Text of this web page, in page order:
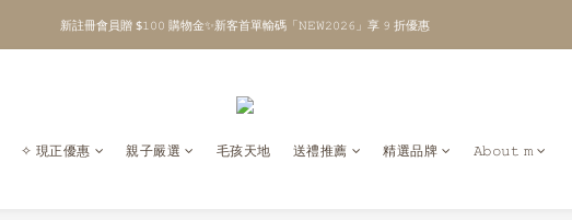
\ Welcome to 𝙻𝚒𝚝𝚝𝚕𝚎 𝙼𝚒𝚕𝚔𝚢 𝚆𝚊𝚢  ✨ For the Little Ones. /
新註冊會員贈 $𝟷𝟶𝟶 購物金✨新客首單輸碼「𝙽𝙴𝚆𝟸𝟶𝟸𝟼」享 𝟿 折優惠
✧ 現正優惠 親子嚴選 毛孩天地 送禮推薦 精選品牌 𝙰𝚋𝚘𝚞𝚝 𝚖